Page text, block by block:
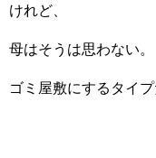
けれど、
母はそうは思わない。
ゴミ屋敷にするタイプ